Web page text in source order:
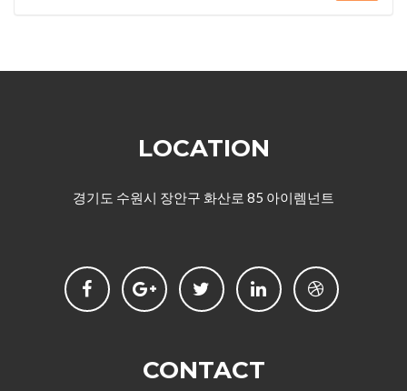
LOCATION
경기도 수원시 장안구 화산로 85 아이렘넌트
CONTACT